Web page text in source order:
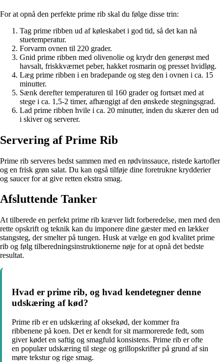
For at opnå den perfekte prime rib skal du følge disse trin:
Tag prime ribben ud af køleskabet i god tid, så det kan nå
stuetemperatur.
Forvarm ovnen til 220 grader.
Gnid prime ribben med olivenolie og krydr den generøst med
havsalt, friskkværnet peber, hakket rosmarin og presset hvidløg.
Læg prime ribben i en bradepande og steg den i ovnen i ca. 15
minutter.
Sænk derefter temperaturen til 160 grader og fortsæt med at
stege i ca. 1,5-2 timer, afhængigt af den ønskede stegningsgrad.
Lad prime ribben hvile i ca. 20 minutter, inden du skærer den ud
i skiver og serverer.
Servering af Prime Rib
Prime rib serveres bedst sammen med en rødvinssauce, ristede kartofler
og en frisk grøn salat. Du kan også tilføje dine foretrukne krydderier
og saucer for at give retten ekstra smag.
Afsluttende Tanker
At tilberede en perfekt prime rib kræver lidt forberedelse, men med den
rette opskrift og teknik kan du imponere dine gæster med en lækker
stangsteg, der smelter på tungen. Husk at vælge en god kvalitet prime
rib og følg tilberedningsinstruktionerne nøje for at opnå det bedste
resultat.
Hvad er prime rib, og hvad kendetegner denne
udskæring af kød?
Prime rib er en udskæring af oksekød, der kommer fra
ribbenene på koen. Det er kendt for sit marmorerede fedt, som
giver kødet en saftig og smagfuld konsistens. Prime rib er ofte
en populær udskæring til stege og grillopskrifter på grund af sin
møre tekstur og rige smag.